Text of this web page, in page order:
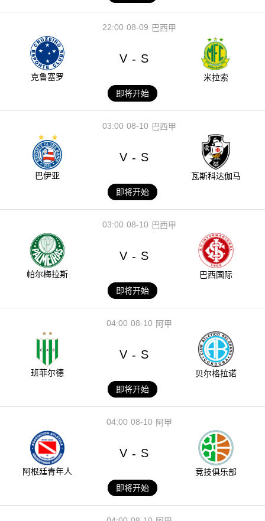
08-09
22:00 巴西甲
克鲁塞罗
V - S
米拉索
即将开始
08-10
03:00 巴西甲
巴伊亚
V - S
瓦斯科达伽马
即将开始
08-10
03:00 巴西甲
帕尔梅拉斯
V - S
巴西国际
即将开始
08-10
04:00 阿甲
班菲尔德
V - S
贝尔格拉诺
即将开始
08-10
04:00 阿甲
阿根廷青年人
V - S
竞技俱乐部
即将开始